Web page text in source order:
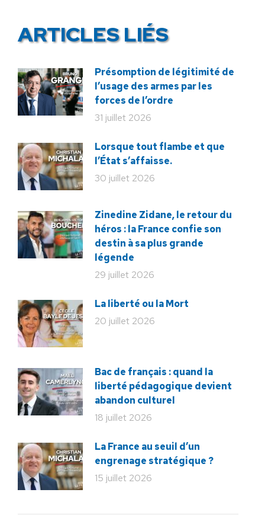
ARTICLES LIÉS
Présomption de légitimité de
l’usage des armes par les
forces de l’ordre
31 juillet 2026
Lorsque tout flambe et que
l’État s’affaisse.
30 juillet 2026
Zinedine Zidane, le retour du
héros : la France confie son
destin à sa plus grande
légende
29 juillet 2026
La liberté ou la Mort
20 juillet 2026
Bac de français : quand la
liberté pédagogique devient
abandon culturel
18 juillet 2026
La France au seuil d’un
engrenage stratégique ?
15 juillet 2026